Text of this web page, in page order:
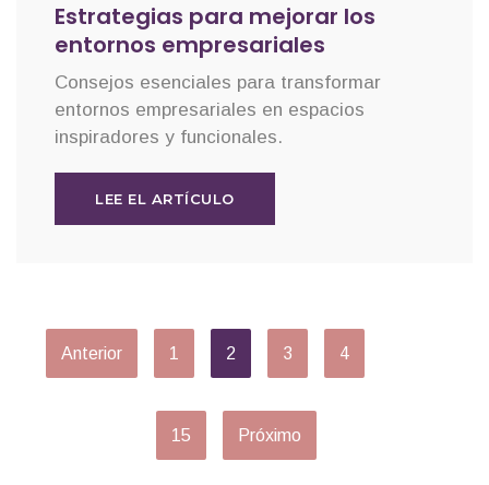
Estrategias para mejorar los
entornos empresariales
Consejos esenciales para transformar
entornos empresariales en espacios
inspiradores y funcionales.
LEE EL ARTÍCULO
Anterior 1 2 3 4
15 Próximo